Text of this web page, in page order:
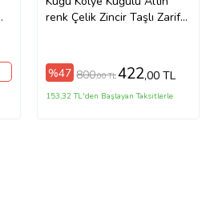
renk Çelik Zincir Taşlı Zarif
%47 800,00 TL422,00 TL
153,32 TL'den Başlayan Taksitlerle